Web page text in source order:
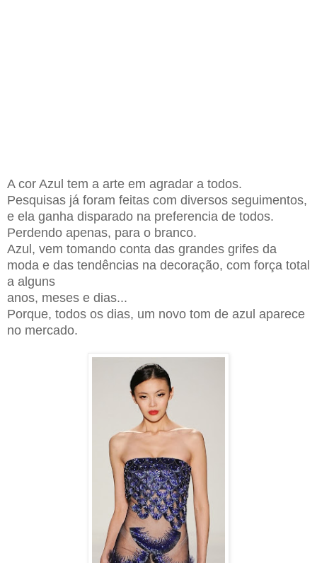
A cor Azul tem a arte em agradar a todos.
Pesquisas já foram feitas com diversos seguimentos,
e ela ganha disparado na preferencia de todos.
Perdendo apenas, para o branco.
Azul, vem tomando conta das grandes grifes da
moda e das tendências na decoração, com força total
a alguns
anos, meses e dias...
Porque, todos os dias, um novo tom de azul aparece
no mercado.